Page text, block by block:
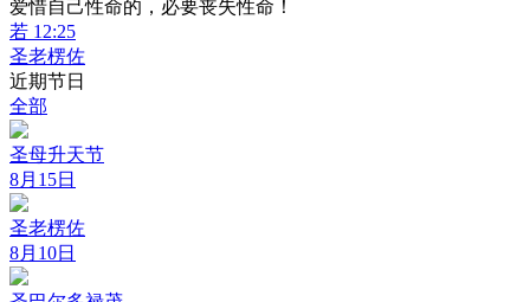
爱惜自己性命的，必要丧失性命！
若 12:25
圣老楞佐
近期节日
全部
圣母升天节
8月15日
圣老楞佐
8月10日